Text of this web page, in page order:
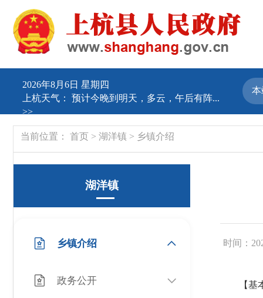
2026年8月6日 星期四
上杭天气： 预计今晚到明天，多云，午后有阵...
>>
当前位置： 首页> 湖洋镇> 乡镇介绍
湖洋镇
乡镇介绍
政务公开
时间：
【基本